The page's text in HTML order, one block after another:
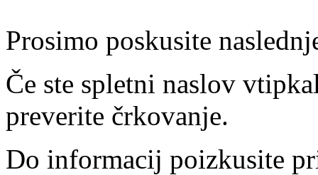
Prosimo poskusite
Če ste spletni naslov
preverite črkovanje.
Do informacij poizkusite